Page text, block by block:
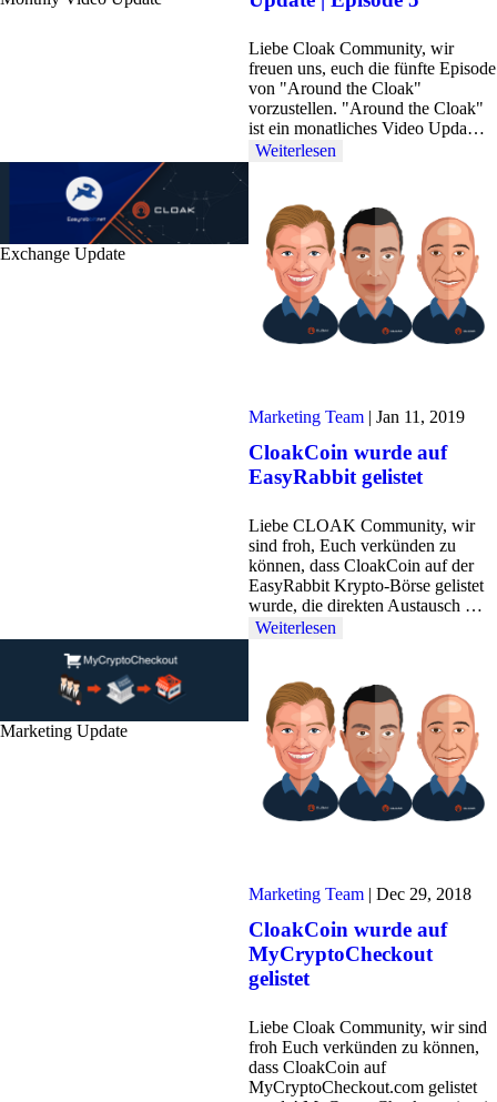
Liebe Cloak Community, wir
freuen uns, euch die fünfte Episode
von "Around the Cloak"
vorzustellen. "Around the Cloak"
ist ein monatliches Video Upda…
Weiterlesen
Exchange Update
Marketing Team | Jan 11, 2019
CloakCoin wurde auf
EasyRabbit gelistet
Liebe CLOAK Community, wir
sind froh, Euch verkünden zu
können, dass CloakCoin auf der
EasyRabbit Krypto-Börse gelistet
wurde, die direkten Austausch …
Weiterlesen
Marketing Update
Marketing Team | Dec 29, 2018
CloakCoin wurde auf
MyCryptoCheckout
gelistet
Liebe Cloak Community, wir sind
froh Euch verkünden zu können,
dass CloakCoin auf
MyCryptoCheckout.com gelistet